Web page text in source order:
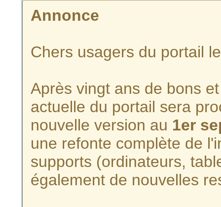
Annonce
Chers usagers du portail
Après vingt ans de bons
actuelle du portail sera
nouvelle version au 1er
une refonte complète de
supports (ordinateurs,
également de nouvelles